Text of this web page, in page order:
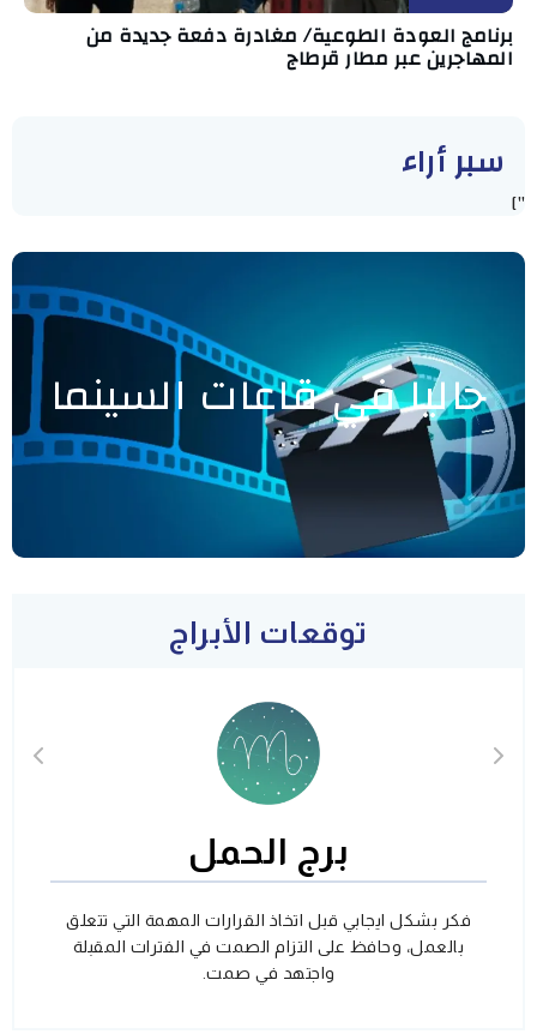
برنامج العودة الطوعية/ مغادرة دفعة جديدة من
المهاجرين عبر مطار قرطاج
سبر أراء
"]
حاليا في قاعات السينما
توقعات الأبراج
برج الحمل
فكر بشكل ايجابي قبل اتخاذ القرارات المهمة التي تتعلق
بالعمل، وحافظ على التزام الصمت في الفترات المقبلة
واجتهد في صمت.